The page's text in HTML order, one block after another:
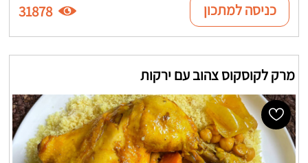
כניסה למתכון 31878
מרק לקוסקוס צהוב עם ירקות